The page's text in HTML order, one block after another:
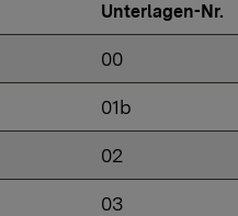
Unterlagen-Nr.
00
01b
02
03